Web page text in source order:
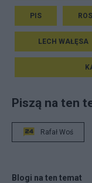
PIS
LECH WAŁĘSA
Piszą na ten
Rafał Woś
Blogi na ten temat